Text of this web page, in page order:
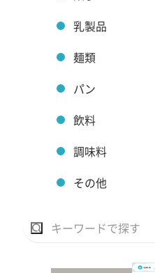
乳製品
麺類
パン
飲料
調味料
その他